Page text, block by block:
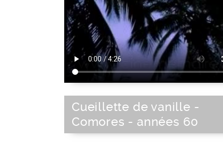
Cueillette de vanille -
Comores - années 60